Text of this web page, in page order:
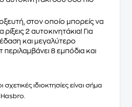
στον οποίο μπορείς να
ρίξεις 2 αυτοκινητάκια! Για
και μεγαλύτερο
περιλαμβάνει 8 εμπόδια και
σχετικές ιδιοκτησίες είναι σήμα
Hasbro.